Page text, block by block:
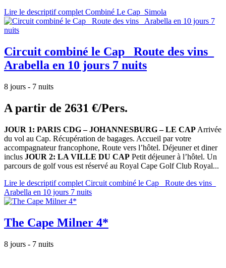
Lire le descriptif complet Combiné Le Cap_Simola
Circuit combiné le Cap_ Route des vins_
Arabella en 10 jours 7 nuits
8 jours - 7 nuits
A partir de 2631 €/Pers.
JOUR 1: PARIS CDG – JOHANNESBURG – LE CAP Arrivée
du vol au Cap. Récupération de bagages. Accueil par votre
accompagnateur francophone, Route vers l’hôtel. Déjeuner et diner
inclus JOUR 2: LA VILLE DU CAP Petit déjeuner à l’hôtel. Un
parcours de golf vous est réservé au Royal Cape Golf Club Royal...
Lire le descriptif complet Circuit combiné le Cap_ Route des vins_
Arabella en 10 jours 7 nuits
The Cape Milner 4*
8 jours - 7 nuits